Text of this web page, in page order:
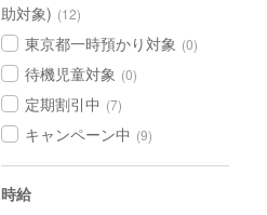
助対象) (12)
東京都一時預かり対象 (0)
待機児童対象 (0)
定期割引中 (7)
キャンペーン中 (9)
時給